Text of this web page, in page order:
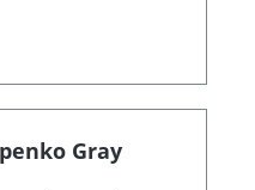
Gray